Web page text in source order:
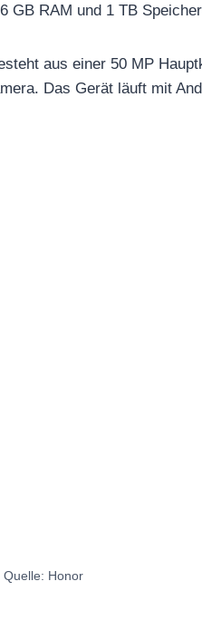
GB RAM und 1 TB
aus einer 50 MP
Das Gerät läuft mit
Quelle: Honor